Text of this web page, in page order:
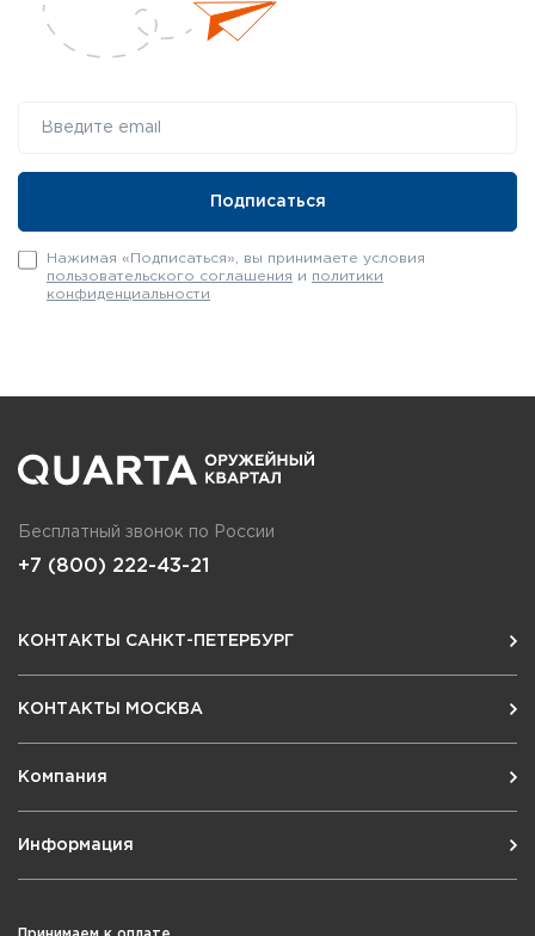
Нажимая «Подписаться», вы принимаете условия
пользовательского соглашения и политики
конфиденциальности
Бесплатный звонок по России
+7 (800) 222-43-21
КОНТАКТЫ САНКТ-ПЕТЕРБУРГ
КОНТАКТЫ МОСКВА
Компания
Информация